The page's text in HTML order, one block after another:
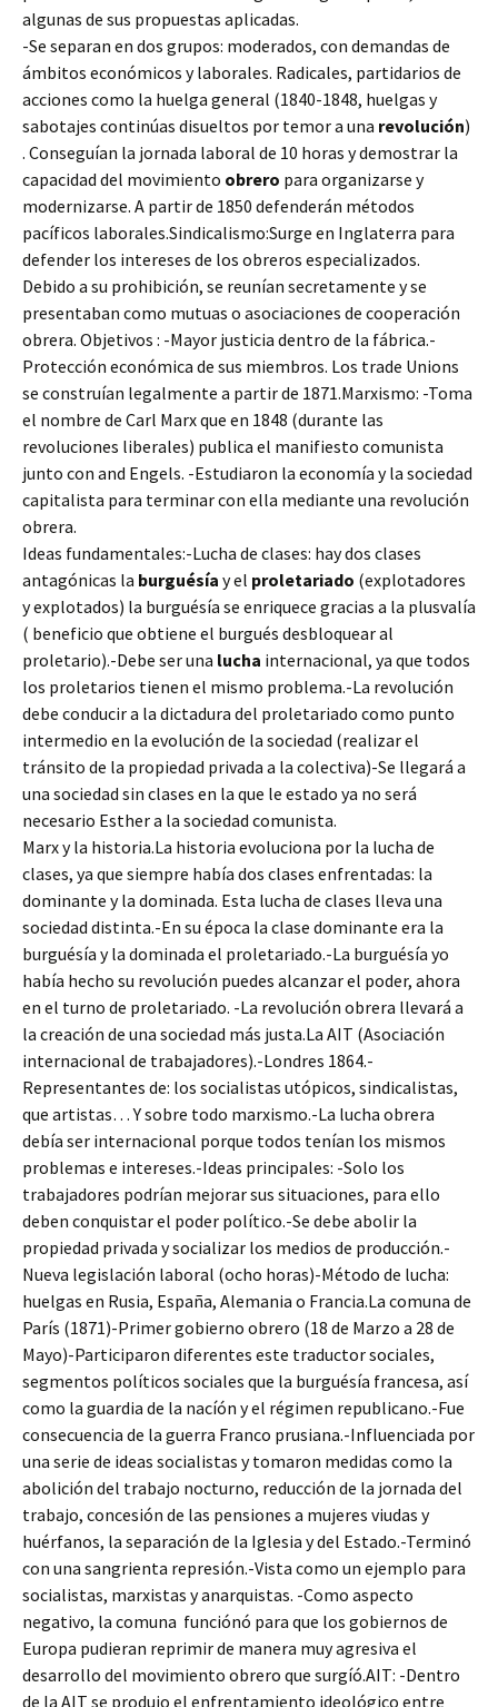
algunas de sus propuestas aplicadas.
-Se separan en dos grupos: moderados, con demandas de
ámbitos económicos y laborales. Radicales, partidarios de
acciones como la huelga general (1840-1848, huelgas y
sabotajes continúas disueltos por temor a una revolución)
. Conseguían la jornada laboral de 10 horas y demostrar la
capacidad del movimiento obrero para organizarse y
modernizarse. A partir de 1850 defenderán métodos
pacíficos laborales.Sindicalismo:Surge en Inglaterra para
defender los intereses de los obreros especializados.
Debido a su prohibición, se reunían secretamente y se
presentaban como mutuas o asociaciones de cooperación
obrera. Objetivos : -Mayor justicia dentro de la fábrica.-
Protección económica de sus miembros. Los trade Unions
se construían legalmente a partir de 1871.Marxismo: -Toma
el nombre de Carl Marx que en 1848 (durante las
revoluciones liberales) publica el manifiesto comunista
junto con and Engels. -Estudiaron la economía y la sociedad
capitalista para terminar con ella mediante una revolución
obrera.
Ideas fundamentales:-Lucha de clases: hay dos clases
antagónicas la burguésía y el proletariado (explotadores
y explotados) la burguésía se enriquece gracias a la plusvalía
( beneficio que obtiene el burgués desbloquear al
proletario).-Debe ser una lucha internacional, ya que todos
los proletarios tienen el mismo problema.-La revolución
debe conducir a la dictadura del proletariado como punto
intermedio en la evolución de la sociedad (realizar el
tránsito de la propiedad privada a la colectiva)-Se llegará a
una sociedad sin clases en la que le estado ya no será
necesario Esther a la sociedad comunista.
Marx y la historia.La historia evoluciona por la lucha de
clases, ya que siempre había dos clases enfrentadas: la
dominante y la dominada. Esta lucha de clases lleva una
sociedad distinta.-En su época la clase dominante era la
burguésía y la dominada el proletariado.-La burguésía yo
había hecho su revolución puedes alcanzar el poder, ahora
en el turno de proletariado. -La revolución obrera llevará a
la creación de una sociedad más justa.La AIT (Asociación
internacional de trabajadores).-Londres 1864.-
Representantes de: los socialistas utópicos, sindicalistas,
que artistas… Y sobre todo marxismo.-La lucha obrera
debía ser internacional porque todos tenían los mismos
problemas e intereses.-Ideas principales: -Solo los
trabajadores podrían mejorar sus situaciones, para ello
deben conquistar el poder político.-Se debe abolir la
propiedad privada y socializar los medios de producción.-
Nueva legislación laboral (ocho horas)-Método de lucha:
huelgas en Rusia, España, Alemania o Francia.La comuna de
París (1871)-Primer gobierno obrero (18 de Marzo a 28 de
Mayo)-Participaron diferentes este traductor sociales,
segmentos políticos sociales que la burguésía francesa, así
como la guardia de la nacíón y el régimen republicano.-Fue
consecuencia de la guerra Franco prusiana.-Influenciada por
una serie de ideas socialistas y tomaron medidas como la
abolición del trabajo nocturno, reducción de la jornada del
trabajo, concesión de las pensiones a mujeres viudas y
huérfanos, la separación de la Iglesia y del Estado.-Terminó
con una sangrienta represión.-Vista como un ejemplo para
socialistas, marxistas y anarquistas. -Como aspecto
negativo, la comuna funciónó para que los gobiernos de
Europa pudieran reprimir de manera muy agresiva el
desarrollo del movimiento obrero que surgíó.AIT: -Dentro
de la AIT se produjo el enfrentamiento ideológico entre